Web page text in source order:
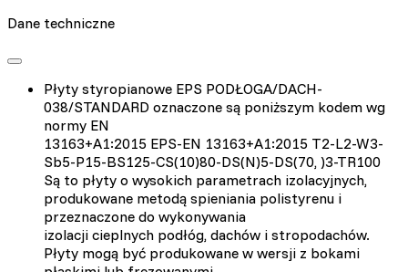
Dane techniczne
Płyty styropianowe EPS PODŁOGA/DACH-
038/STANDARD oznaczone są poniższym kodem wg
normy EN
13163+A1:2015 EPS-EN 13163+A1:2015 T2-L2-W3-
Sb5-P15-BS125-CS(10)80-DS(N)5-DS(70, )3-TR100
Są to płyty o wysokich parametrach izolacyjnych,
produkowane metodą spieniania polistyrenu i
przeznaczone do wykonywania
izolacji cieplnych podłóg, dachów i stropodachów.
Płyty mogą być produkowane w wersji z bokami